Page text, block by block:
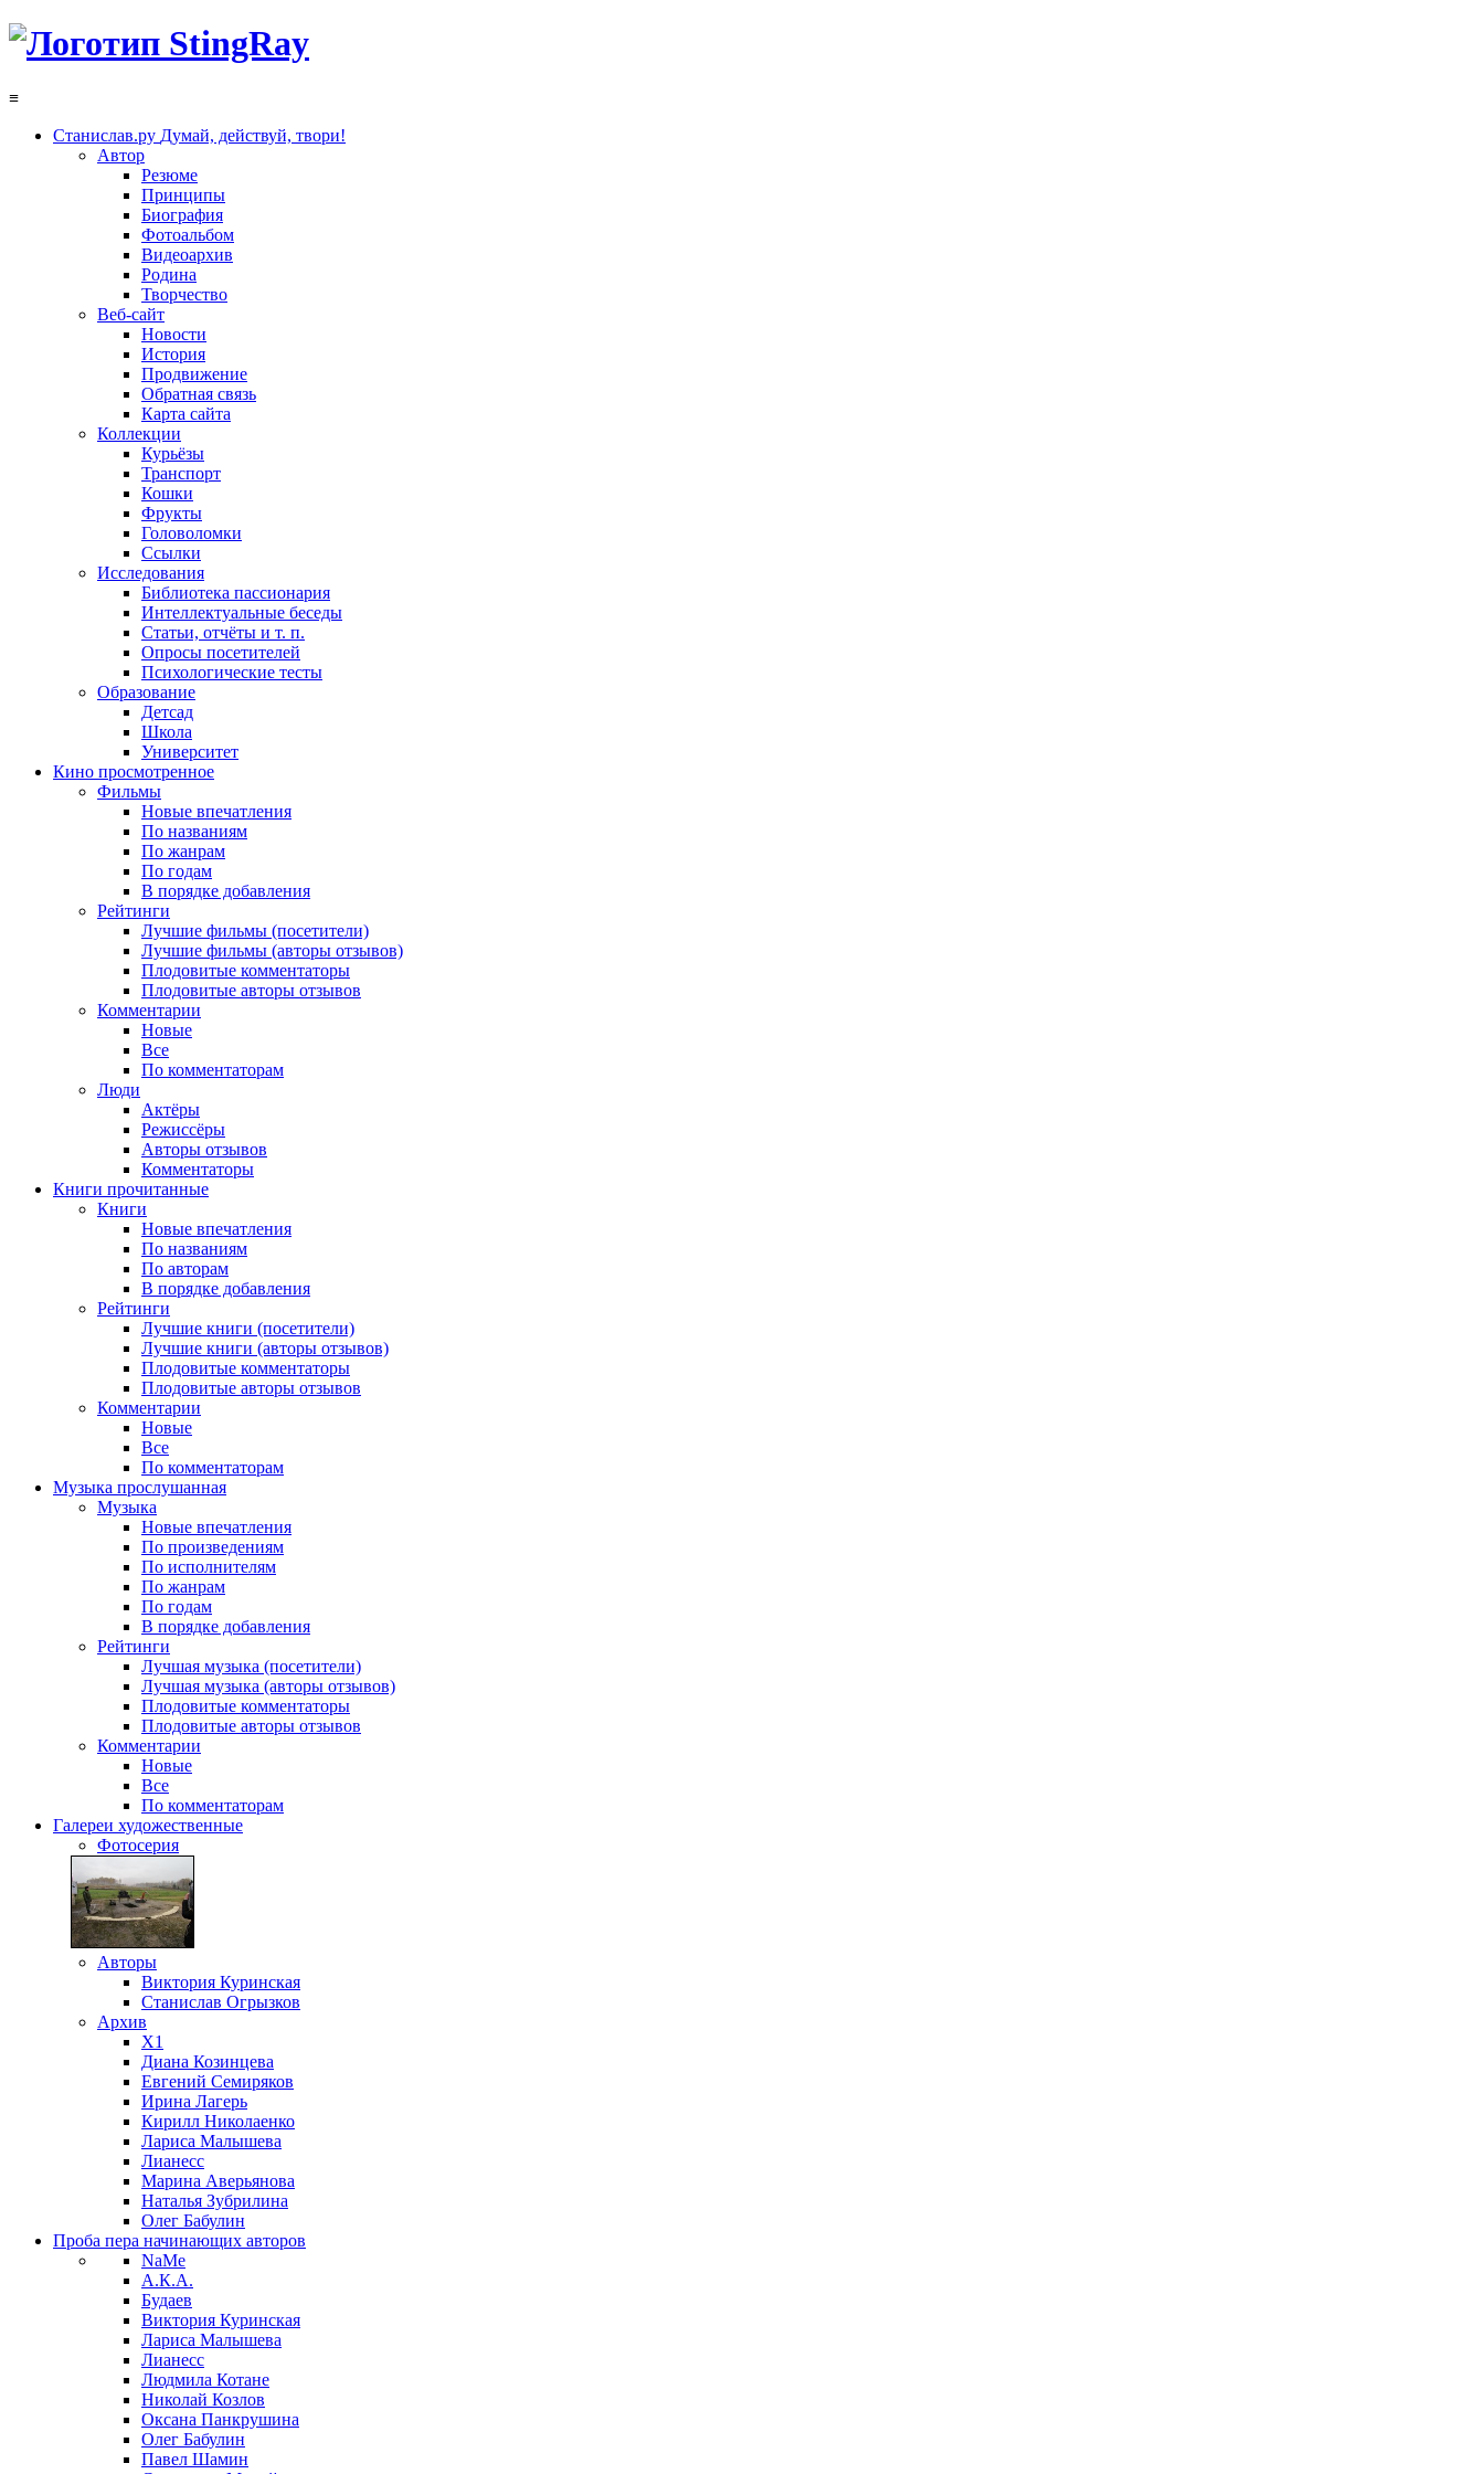
≡
Станислав.ру Думай, действуй, твори!
Автор
Резюме
Принципы
Биография
Фотоальбом
Видеоархив
Родина
Творчество
Веб-сайт
Новости
История
Продвижение
Обратная связь
Карта сайта
Коллекции
Курьёзы
Транспорт
Кошки
Фрукты
Головоломки
Ссылки
Исследования
Библиотека пассионария
Интеллектуальные беседы
Статьи, отчёты и т. п.
Опросы посетителей
Психологические тесты
Образование
Детсад
Школа
Университет
Кино просмотренное
Фильмы
Новые впечатления
По названиям
По жанрам
По годам
В порядке добавления
Рейтинги
Лучшие фильмы (посетители)
Лучшие фильмы (авторы отзывов)
Плодовитые комментаторы
Плодовитые авторы отзывов
Комментарии
Новые
Все
По комментаторам
Люди
Актёры
Режиссёры
Авторы отзывов
Комментаторы
Книги прочитанные
Книги
Новые впечатления
По названиям
По авторам
В порядке добавления
Рейтинги
Лучшие книги (посетители)
Лучшие книги (авторы отзывов)
Плодовитые комментаторы
Плодовитые авторы отзывов
Комментарии
Новые
Все
По комментаторам
Музыка прослушанная
Музыка
Новые впечатления
По произведениям
По исполнителям
По жанрам
По годам
В порядке добавления
Рейтинги
Лучшая музыка (посетители)
Лучшая музыка (авторы отзывов)
Плодовитые комментаторы
Плодовитые авторы отзывов
Комментарии
Новые
Все
По комментаторам
Галереи художественные
Фотосерия
Авторы
Виктория Куринская
Станислав Огрызков
Архив
X1
Диана Козинцева
Евгений Семиряков
Ирина Лагерь
Кирилл Николаенко
Лариса Малышева
Лианесс
Марина Аверьянова
Наталья Зубрилина
Олег Бабулин
Проба пера начинающих авторов
NaMe
А.К.А.
Будаев
Виктория Куринская
Лариса Малышева
Лианесс
Людмила Котане
Николай Козлов
Оксана Панкрушина
Олег Бабулин
Павел Шамин